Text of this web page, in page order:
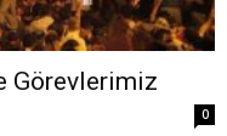
Görevlerimiz
0